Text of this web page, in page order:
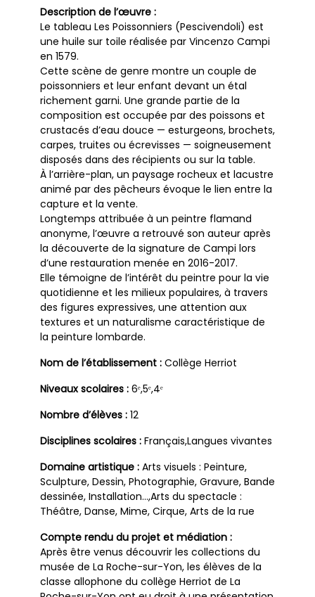
Description de l’œuvre :
Le tableau Les Poissonniers (Pescivendoli) est
une huile sur toile réalisée par Vincenzo Campi
en 1579.
Cette scène de genre montre un couple de
poissonniers et leur enfant devant un étal
richement garni. Une grande partie de la
composition est occupée par des poissons et
crustacés d’eau douce — esturgeons, brochets,
carpes, truites ou écrevisses — soigneusement
disposés dans des récipients ou sur la table.
À l’arrière-plan, un paysage rocheux et lacustre
animé par des pêcheurs évoque le lien entre la
capture et la vente.
Longtemps attribuée à un peintre flamand
anonyme, l’œuvre a retrouvé son auteur après
la découverte de la signature de Campi lors
d’une restauration menée en 2016-2017.
Elle témoigne de l’intérêt du peintre pour la vie
quotidienne et les milieux populaires, à travers
des figures expressives, une attention aux
textures et un naturalisme caractéristique de
la peinture lombarde.
Nom de l’établissement : Collège Herriot
Niveaux scolaires : 6ᵉ,5ᵉ,4ᵉ
Nombre d’élèves : 12
Disciplines scolaires : Français,Langues vivantes
Domaine artistique : Arts visuels : Peinture,
Sculpture, Dessin, Photographie, Gravure, Bande
dessinée, Installation…,Arts du spectacle :
Théâtre, Danse, Mime, Cirque, Arts de la rue
Compte rendu du projet et médiation :
Après être venus découvrir les collections du
musée de La Roche-sur-Yon, les élèves de la
classe allophone du collège Herriot de La